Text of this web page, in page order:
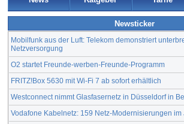
Newsticker
Mobilfunk aus der Luft: Telekom demonstriert
Netzversorgung
O2 startet Freunde-werben-Freunde-Programm
FRITZ!Box 5630 mit Wi-Fi 7 ab sofort erhältlich
Westconnect nimmt Glasfasernetz in Düsseldorf in
Vodafone Kabelnetz: 159 Netz-Modernisierungen im